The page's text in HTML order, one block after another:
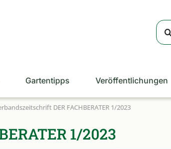
Suche
Gartentipps Veröffentlichungen
DER FACHBERATER 1/2023
1/2023